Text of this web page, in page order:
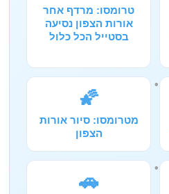
טרומסו: מרדף אחר
אורות הצפון נסיעה
בסטייל הכל כלול
🌠
מטרומסו: סיור אורות
הצפון
🚗